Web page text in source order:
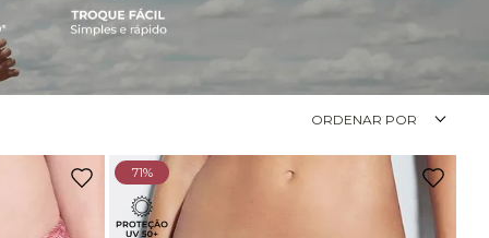
ORDENAR POR
71%
Calça Legging Cós Alto Sem Costura Preto
189